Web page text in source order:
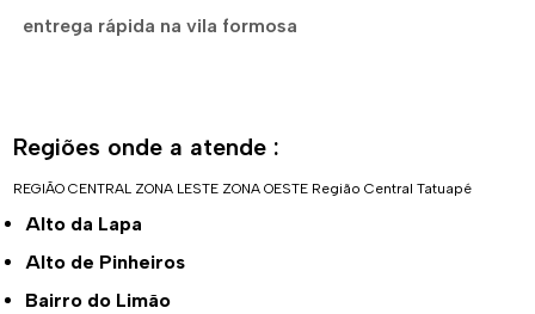
entrega rápida na vila formosa
Regiões onde a atende :
REGIÃO CENTRAL ZONA LESTE ZONA OESTE Região Central Tatuapé
Alto da Lapa
Alto de Pinheiros
Bairro do Limão